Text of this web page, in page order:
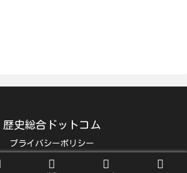
歴史総合ドットコム
プライバシーポリシー